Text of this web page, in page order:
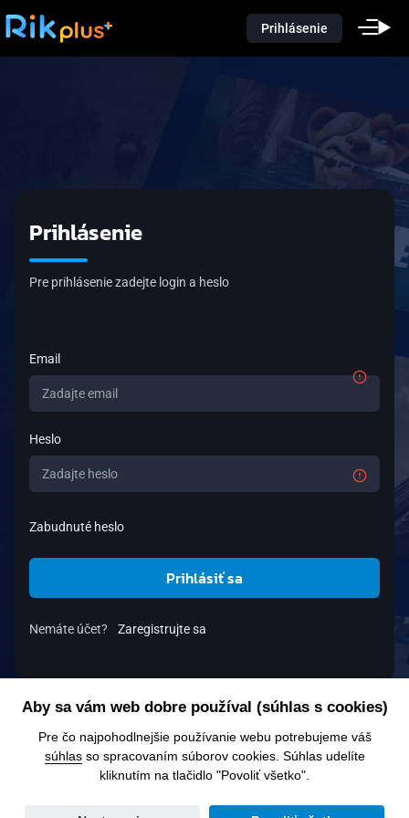
Prihlásenie
Prihlásenie
Pre prihlásenie zadejte login a heslo
Email
Heslo
Zabudnuté heslo
Prihlásiť sa
Nemáte účet? Zaregistrujte sa
Aby sa vám web dobre používal (súhlas s cookies)
Pre čo najpohodlnejšie používanie webu potrebujeme váš
súhlasso spracovaním súborov cookies. Súhlas udelíte
kliknutím na tlačidlo "Povoliť všetko".